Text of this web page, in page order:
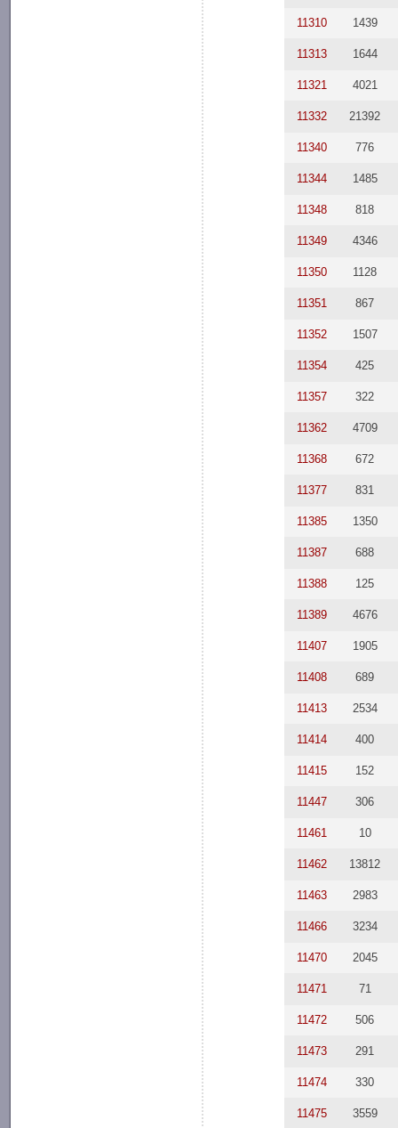
11310 1439
11313 1644
11321 4021
11332 21392
11340 776
11344 1485
11348 818
11349 4346
11350 1128
11351 867
11352 1507
11354 425
11357 322
11362 4709
11368 672
11377 831
11385 1350
11387 688
11388 125
11389 4676
11407 1905
11408 689
11413 2534
11414 400
11415 152
11447 306
11461 10
11462 13812
11463 2983
11466 3234
11470 2045
11471 71
11472 506
11473 291
11474 330
11475 3559